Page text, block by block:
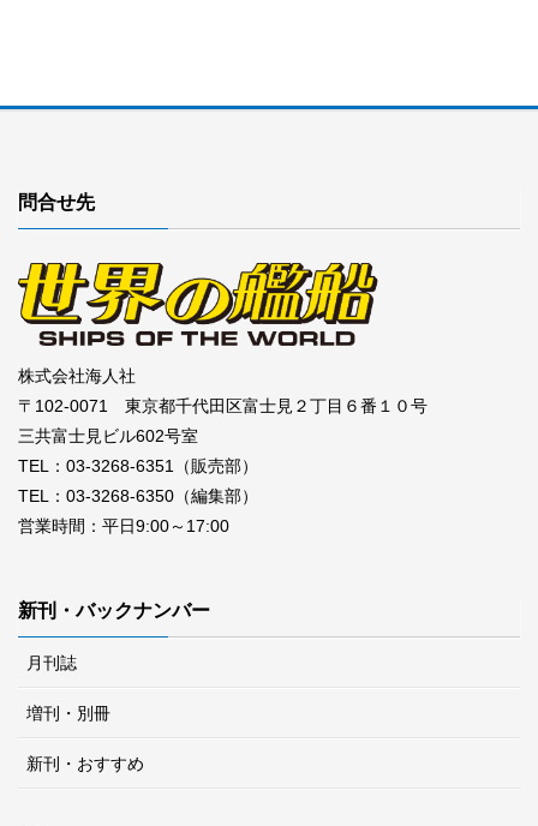
問合せ先
株式会社海人社
〒102-0071 東京都千代田区富士見２丁目６番１０号
三共富士見ビル602号室
TEL：03-3268-6351（販売部）
TEL：03-3268-6350（編集部）
営業時間：平日9:00～17:00
新刊・バックナンバー
月刊誌
増刊・別冊
新刊・おすすめ